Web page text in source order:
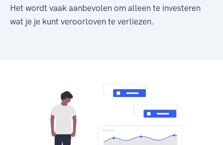
Het wordt vaak aanbevolen om alleen te investeren
wat je je kunt veroorloven te verliezen.